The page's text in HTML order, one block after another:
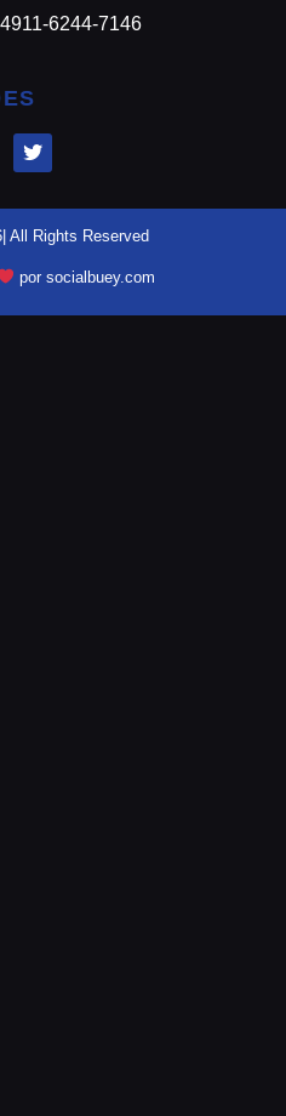
6244-7146
All Rights Reserved
por socialbuey.com